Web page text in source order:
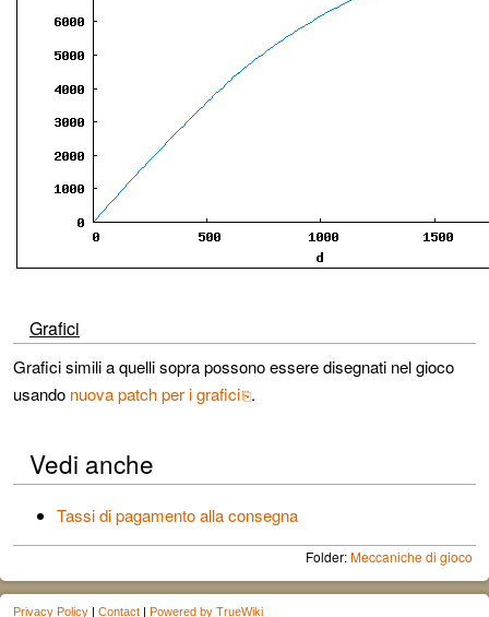
Grafici
Grafici simili a quelli sopra possono essere disegnati nel gioco
usando nuova patch per i grafici .
Vedi anche
Tassi di pagamento alla consegna
Folder:Meccaniche di gioco
Privacy Policy | Contact | Powered by TrueWiki